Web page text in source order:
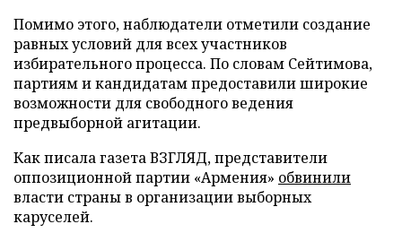
Помимо этого, наблюдатели отметили создание
равных условий для всех участников
избирательного процесса. По словам Сейтимова,
партиям и кандидатам предоставили широкие
возможности для свободного ведения
предвыборной агитации.
Как писала газета ВЗГЛЯД, представители
оппозиционной партии «Армения» обвинили
власти страны в организации выборных
каруселей.